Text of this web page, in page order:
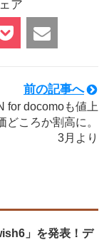
ア
前の記事へ
for docomoも値上
どころか割高に。
3月より
」を発表！デ